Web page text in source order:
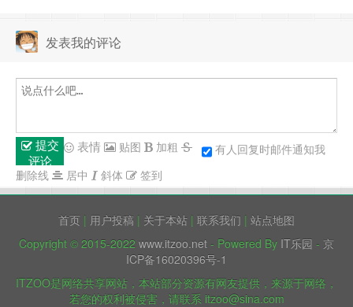
发表我的评论
提交
评论
有人回复时邮件通知我
表情 贴图
加粗
删除线
居中 斜体 签到
首页 | 用户投稿 | 关于本站 | 联系我们 | 站点地图
Copyright © 2015-2022 www.itzoo.net - Powered By IT乐园 - 京
ICP备16020396号-1
ITZOO是网络共享网站，本站部分资源有网友提供，来源于网络，
若您的权利被侵害，请联系 itzoo@sina.com